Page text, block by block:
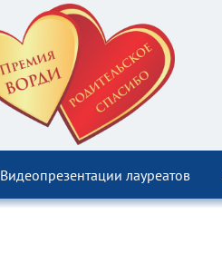
Видеопрезентации лауреатов